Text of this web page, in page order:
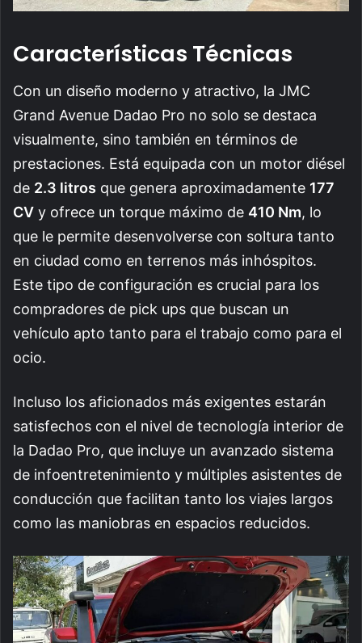
Características Técnicas
Con un diseño moderno y atractivo, la JMC
Grand Avenue Dadao Pro no solo se destaca
visualmente, sino también en términos de
prestaciones. Está equipada con un motor diésel
de 2.3 litros que genera aproximadamente 177
CV y ofrece un torque máximo de 410 Nm, lo
que le permite desenvolverse con soltura tanto
en ciudad como en terrenos más inhóspitos.
Este tipo de configuración es crucial para los
compradores de pick ups que buscan un
vehículo apto tanto para el trabajo como para el
ocio.
Incluso los aficionados más exigentes estarán
satisfechos con el nivel de tecnología interior de
la Dadao Pro, que incluye un avanzado sistema
de infoentretenimiento y múltiples asistentes de
conducción que facilitan tanto los viajes largos
como las maniobras en espacios reducidos.